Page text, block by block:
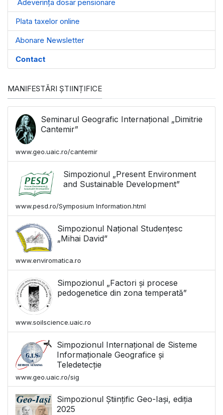
Adeverința dosar pensionare
Plata taxelor online
Abonare Newsletter
Contact
MANIFESTĂRI ȘTIINȚIFICE
Seminarul Geografic Internațional „Dimitrie
Cantemir”
www.geo.uaic.ro/cantemir
Simpozionul „Present Environment
and Sustainable Development”
www.pesd.ro/Symposium Information.html
Simpozionul Național Studențesc
„Mihai David”
www.enviromatica.ro
Simpozionul „Factori și procese
pedogenetice din zona temperată”
www.soilscience.uaic.ro
Simpozionul Internațional de Sisteme
Informaționale Geografice și
Teledetecție
www.geo.uaic.ro/sig
Simpozionul Științific Geo-Iași, ediția
2025